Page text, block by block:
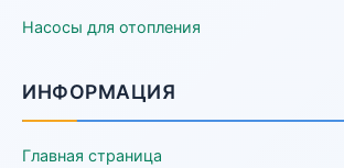
Насосы для отопления
ИНФОРМАЦИЯ
Главная страница